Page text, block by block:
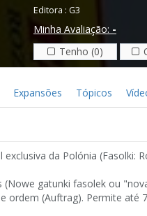
Editora : G3
Minha Avaliação: -
Tenho (0)
Expansões Tópicos
exclusiva da Polónia (Fasolki:
gatunki fasolek ou
ordem (Auftrag). Permite até